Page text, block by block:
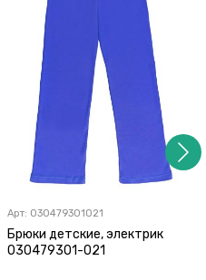
Арт: 030479301021
Брюки детские, электрик
030479301-021